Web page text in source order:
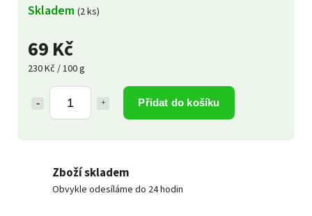
69 Kč
230 Kč / 100 g
Přidat do košíku
Skladem (2 ks)
Zboží skladem
Obvykle odesíláme do 24 hodin